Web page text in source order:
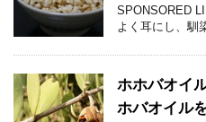
SPONSORED
よく耳にし、馴
ホホバオイ
ホバオイル